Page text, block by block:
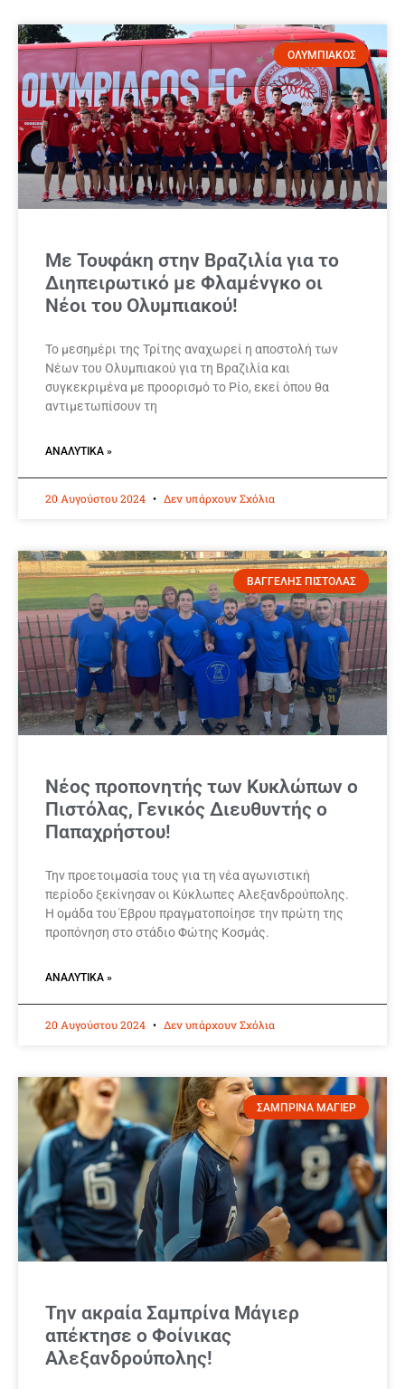
ΟΛΥΜΠΙΑΚΟΣ
Με Τουφάκη στην Βραζιλία για το
Διηπειρωτικό με Φλαμένγκο οι
Νέοι του Ολυμπιακού!
Το μεσημέρι της Τρίτης αναχωρεί η αποστολή των
Νέων του Ολυμπιακού για τη Βραζιλία και
συγκεκριμένα με προορισμό το Ρίο, εκεί όπου θα
αντιμετωπίσουν τη
ΑΝΑΛΥΤΙΚΆ »
20 Αυγούστου 2024 Δεν υπάρχουν Σχόλια
ΒΑΓΓΕΛΗΣ ΠΙΣΤΟΛΑΣ
Νέος προπονητής των Κυκλώπων ο
Πιστόλας, Γενικός Διευθυντής ο
Παπαχρήστου!
Την προετοιμασία τους για τη νέα αγωνιστική
περίοδο ξεκίνησαν οι Κύκλωπες Αλεξανδρούπολης.
Η ομάδα του Έβρου πραγματοποίησε την πρώτη της
προπόνηση στο στάδιο Φώτης Κοσμάς.
ΑΝΑΛΥΤΙΚΆ »
20 Αυγούστου 2024 Δεν υπάρχουν Σχόλια
ΣΑΜΠΡΙΝΑ ΜΑΓΙΕΡ
Την ακραία Σαμπρίνα Μάγιερ
απέκτησε ο Φοίνικας
Αλεξανδρούπολης!